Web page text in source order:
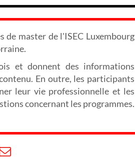
de master de l'ISEC Luxembourg
et donnent des informations
En outre, les participants
leur vie professionnelle et les
concernant les programmes.